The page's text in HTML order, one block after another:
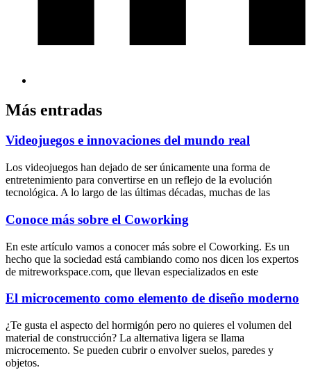
Más entradas
Videojuegos e innovaciones del mundo real
Los videojuegos han dejado de ser únicamente una forma de
entretenimiento para convertirse en un reflejo de la evolución
tecnológica. A lo largo de las últimas décadas, muchas de las
Conoce más sobre el Coworking
En este artículo vamos a conocer más sobre el Coworking. Es un
hecho que la sociedad está cambiando como nos dicen los expertos
de mitreworkspace.com, que llevan especializados en este
El microcemento como elemento de diseño moderno
¿Te gusta el aspecto del hormigón pero no quieres el volumen del
material de construcción? La alternativa ligera se llama
microcemento. Se pueden cubrir o envolver suelos, paredes y
objetos.